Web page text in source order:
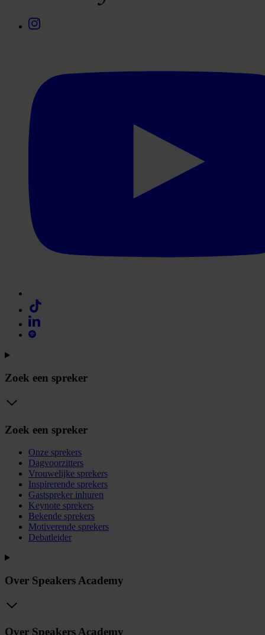
Zoek een spreker
Zoek een spreker
Onze sprekers
Dagvoorzitters
Vrouwelijke sprekers
Inspirerende sprekers
Gastspreker inhuren
Keynote sprekers
Bekende sprekers
Motiverende sprekers
Debatleider
Over Speakers Academy
Over Speakers Academy